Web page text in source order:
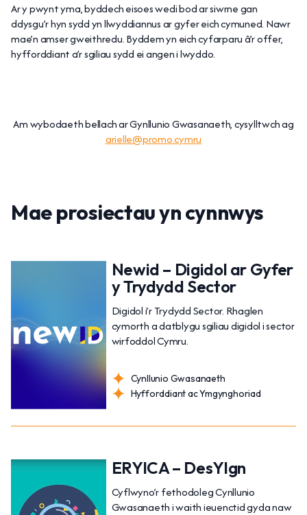
Ar y pwynt yma, byddech eisoes wedi bod ar siwrne gan
ddysgu’r hyn sydd yn llwyddiannus ar gyfer eich cymuned. Nawr
mae’n amser gweithredu. Byddem yn eich cyfarparu â’r offer,
hyfforddiant a’r sgiliau sydd ei angen i lwyddo.
Am wybodaeth bellach ar Gynllunio Gwasanaeth, cysylltwch ag
arielle@promo.cymru
Mae prosiectau yn cynnwys
Newid – Digidol ar Gyfer
y Trydydd Sector
Digidol i’r Trydydd Sector. Rhaglen
cymorth a datblygu sgiliau digidol i sector
wirfoddol Cymru.
Cynllunio Gwasanaeth
Hyfforddiant ac Ymgynghoriad
ERYICA – DesYIgn
Cyflwyno’r fethodoleg Cynllunio
Gwasanaeth i waith ieuenctid gyda naw